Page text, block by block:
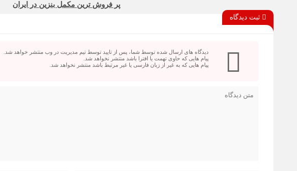
پر فروش ترین مکمل بنزین در ایران
ثبت دیدگاه
دیدگاه های ارسال شده توسط شما، پس از تایید توسط تیم مدیریت در وب منتشر خواهد شد.
پیام هایی که حاوی تهمت یا افترا باشد منتشر نخواهد شد.
پیام هایی که به غیر از زبان فارسی یا غیر مرتبط باشد منتشر نخواهد شد.